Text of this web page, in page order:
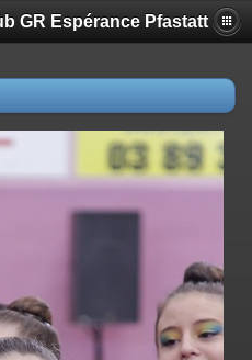
GR Espérance Pfastatt